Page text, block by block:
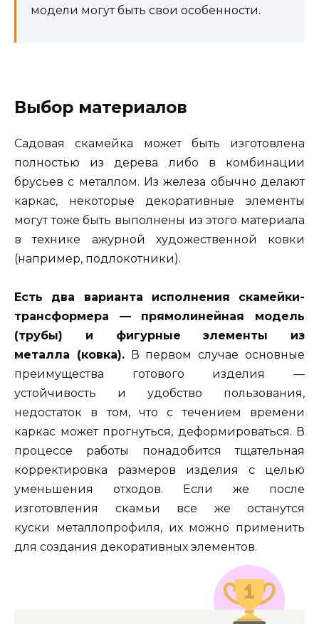
модели могут быть свои особенности.
Выбор материалов
Садовая скамейка может быть изготовлена
полностью из дерева либо в комбинации
брусьев с металлом. Из железа обычно делают
каркас, некоторые декоративные элементы
могут тоже быть выполнены из этого материала
в технике ажурной художественной ковки
(например, подлокотники).
Есть два варианта исполнения скамейки-
трансформера — прямолинейная модель
(трубы) и фигурные элементы из
металла (ковка).В первом случае основные
преимущества готового изделия —
устойчивость и удобство пользования,
недостаток в том, что с течением времени
каркас может прогнуться, деформироваться. В
процессе работы понадобится тщательная
корректировка размеров изделия с целью
уменьшения отходов. Если же после
изготовления скамьи все же останутся
куски металлопрофиля, их можно применить
для создания декоративных элементов.